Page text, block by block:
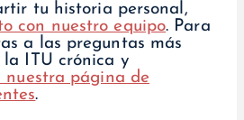
tu historia personal,
con nuestro equipo. Para
a las preguntas más
la ITU crónica y
nuestra página de
.